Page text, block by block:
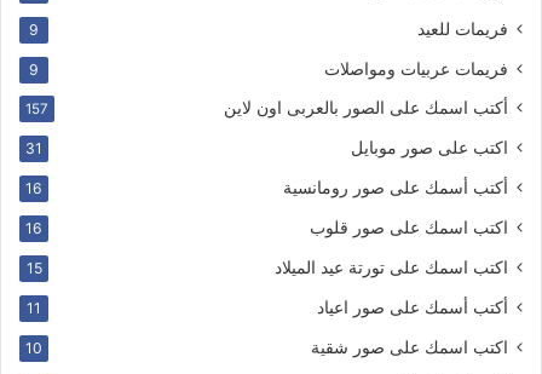
فريمات للعيد 9
فريمات عربيات ومواصلات 9
أكتب اسمك على الصور بالعربى اون لاين 157
اكتب على صور موبايل 31
أكتب أسمك على صور رومانسية 16
اكتب اسمك على صور قلوب 16
اكتب اسمك على تورتة عيد الميلاد 15
أكتب أسمك على صور اعياد 11
اكتب اسمك على صور شقية 10